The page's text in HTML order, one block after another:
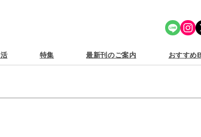
Share Icon Instagram
特集 最新刊のご案内 おすすめ